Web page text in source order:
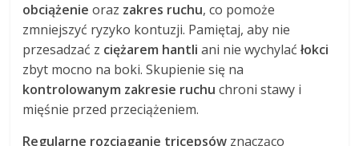
obciążenie oraz zakres ruchu, co pomoże
zmniejszyć ryzyko kontuzji. Pamiętaj, aby nie
przesadzać z ciężarem hantli ani nie wychylaćłokci
zbyt mocno na boki. Skupienie się na
kontrolowanym zakresie ruchu chroni stawy i
mięśnie przed przeciążeniem.
Regularne rozciąganie tricepsów znacząco